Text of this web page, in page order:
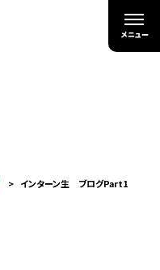
インターン生 ブログPart1